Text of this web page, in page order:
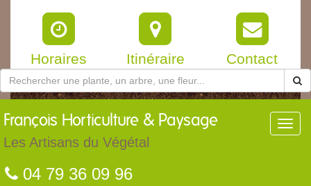
Horaires Itinéraire Contact
François Horticulture & Paysage
Les Artisans du Végétal
04 79 36 09 96